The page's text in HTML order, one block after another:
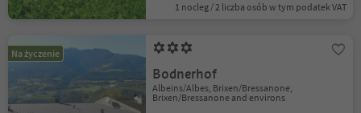
1 nocleg / 2 liczba osób w tym podatek VAT
Na życzenie
Bodnerhof
Albeins/Albes, Brixen/Bressanone,
Brixen/Bressanone and environs